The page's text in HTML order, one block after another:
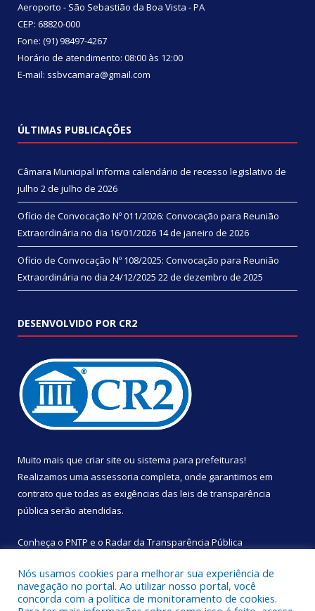
Aeroporto - São Sebastião da Boa Vista - PA
CEP: 68820-000
Fone: (91) 98497-4267
Horário de atendimento: 08:00 às 12:00
E-mail: ssbvcamara@gmail.com
ÚLTIMAS PUBLICAÇÕES
Câmara Municipal informa calendário de recesso legislativo de
julho 2 de julho de 2026
Ofício de Convocação Nº 011/2026: Convocação para Reunião
Extraordinária no dia 16/01/2026 14 de janeiro de 2026
Ofício de Convocação Nº 108/2025: Convocação para Reunião
Extraordinária no dia 24/12/2025 22 de dezembro de 2025
DESENVOLVIDO POR CR2
Muito mais que criar site ou sistema para prefeituras!
Realizamos uma assessoria completa, onde garantimos em
contrato que todas as exigências das leis de transparência
pública serão atendidas.
Conheça o PNTP e o Radar da Transparência Pública
Nós usamos cookies para melhorar sua experiência de
navegação no portal. Ao utilizar nosso portal, você
concorda com a política de monitoramento de cookies.